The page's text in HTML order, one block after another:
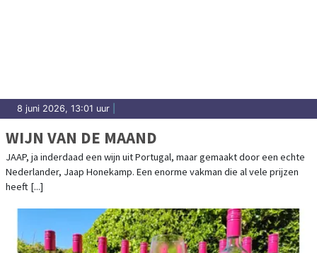
8 juni 2026, 13:01 uur
WIJN VAN DE MAAND
JAAP, ja inderdaad een wijn uit Portugal, maar gemaakt door een echte
Nederlander, Jaap Honekamp. Een enorme vakman die al vele prijzen
heeft [...]